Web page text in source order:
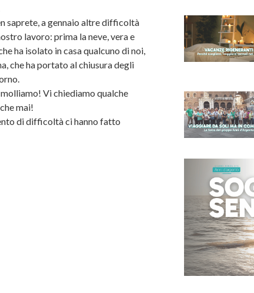
saprete, a gennaio altre difficoltà
lavoro: prima la neve, vera e
ha isolato in casa qualcuno di noi,
che ha portato al chiusura degli
Vi chiediamo qualche
mai!
di difficoltà ci hanno fatto